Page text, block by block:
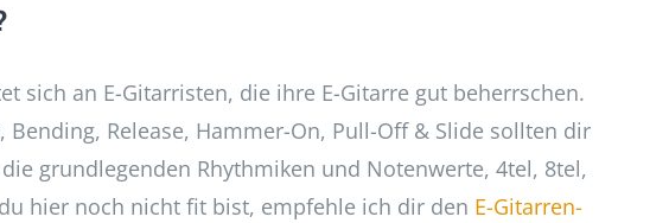
sich an E-Gitarristen, die ihre E-Gitarre gut beherrschen.
Release, Hammer-On, Pull-Off & Slide sollten dir
grundlegenden Rhythmiken und Notenwerte, 4tel, 8tel,
hier noch nicht fit bist, empfehle ich dir den E-Gitarren-